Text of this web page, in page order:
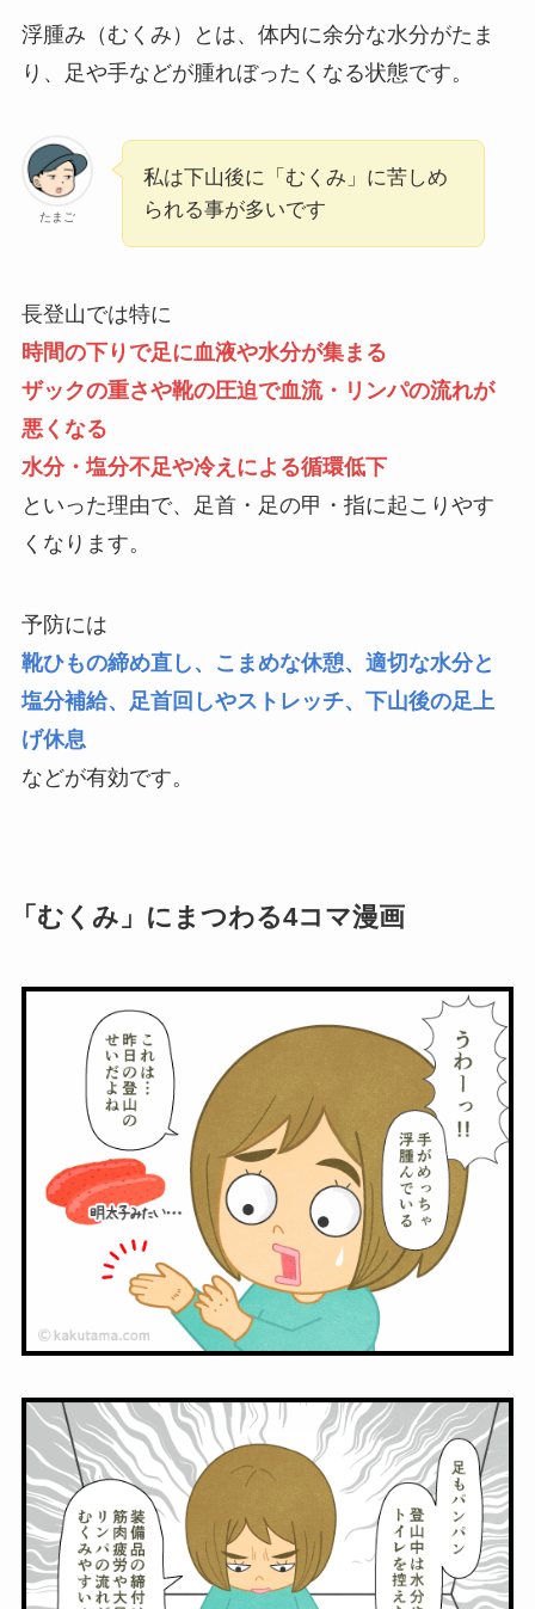
浮腫み（むくみ）とは、体内に余分な水分がたま
り、足や手などが腫れぼったくなる状態です。
たまご
私は下山後に 「むくみ」 に苦しめ
られる事が多いです
長登山では特に
時間の下りで足に血液や水分が集まる
ザックの重さや靴の圧迫で血流・リンパの流れが
悪くなる
水分・塩分不足や冷えによる循環低下
といった理由で、足首・足の甲・指に起こりやす
くなります。
予防には
靴ひもの締め直し、こまめな休憩、適切な水分と
塩分補給、足首回しやストレッチ、下山後の足上
げ休息
などが有効です。
「むくみ」にまつわる4コマ漫画